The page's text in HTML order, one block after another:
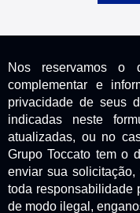
Nos reservamos o
complementar e
privacidade de seus
indicadas neste
atualizadas, ou no
Grupo Toccato tem o
enviar sua
toda responsabilidade
de modo ilegal,